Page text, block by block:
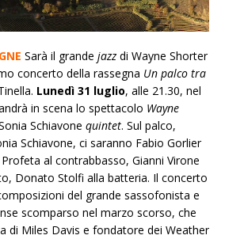
Sarà il grande jazz di Wayne Shorter
concerto della rassegna Un palco tra
Lunedì 31 luglio, alle 21.30, nel
in scena lo spettacolo Wayne
Schiavone quintet. Sul palco,
Schiavone, ci saranno Fabio Gorlier
al contrabbasso, Gianni Virone
Donato Stolfi alla batteria. Il concerto
del grande sassofonista e
scomparso nel marzo scorso, che
di Miles Davis e fondatore dei Weather